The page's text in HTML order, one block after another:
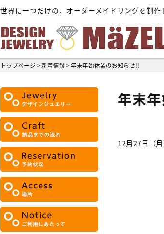
世界に一つだけの、オーダーメイドリングを制作
トップページ >新着情報 >年末年始休業のお知らせ!!
年末
12月27日（